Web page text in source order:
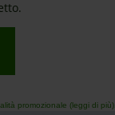
promozionale (leggi di più).